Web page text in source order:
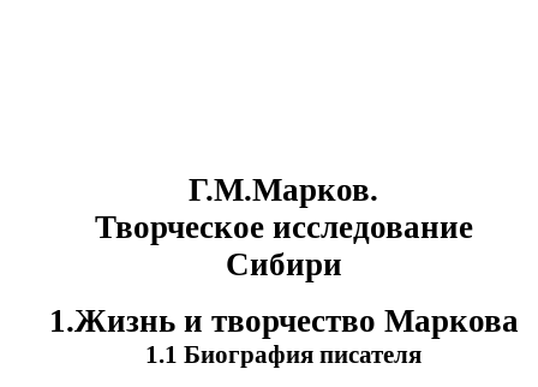
Г.М.Марков.
Творческое исследование
Сибири
1.Жизнь и творчество Маркова
1.1 Биография писателя